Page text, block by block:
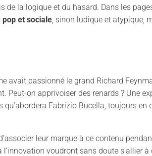
de la logique et du hasard. Dans les
et sociale , sinon ludique et atypique,
avait passionné le grand Richard
Peut-on apprivoiser des renards ? Une
qu’abordera Fabrizio Bucella, toujours en
leur marque à ce contenu
voudront sans doute s’allier